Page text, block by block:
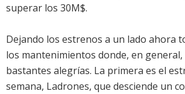
superar los 30M$.
Dejando los estrenos a un lado ahora
los mantenimientos donde, en
bastantes alegrías. La primera es el
semana, Ladrones, que desciende un